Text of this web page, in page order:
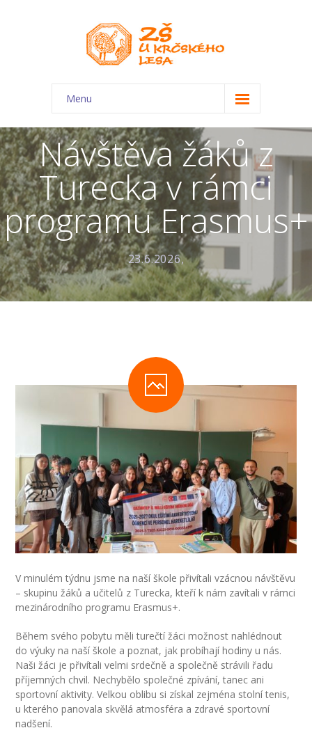
Menu
O škole
-- Charakteristika školy
-- Plán školního roku
-- Dokumenty
-- Kontakty
-- Úřední deska
-- Virtuální prohlídka
Pedagogický sbor
-- Vedení školy
-- Vychovatelé
-- Školní poradenské pracoviště
---- Výchovný poradce
---- Metodik prevence
---- Koordinátor vzdělávání cizinců
Prvnáčci
-- Co škola nabízí
Návštěva žáků z
Turecka v rámci
programu Erasmus+
23.6.2026,
V minulém týdnu jsme na naší škole přivítali vzácnou návštěvu
– skupinu žáků a učitelů z Turecka, kteří k nám zavítali v rámci
mezinárodního programu Erasmus+.
Během svého pobytu měli turečtí žáci možnost nahlédnout
do výuky na naší škole a poznat, jak probíhají hodiny u nás.
Naši žáci je přivítali velmi srdečně a společně strávili řadu
příjemných chvil. Nechybělo společné zpívání, tanec ani
sportovní aktivity. Velkou oblibu si získal zejména stolní tenis,
u kterého panovala skvělá atmosféra a zdravé sportovní
nadšení.